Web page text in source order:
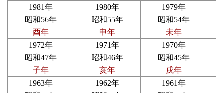
1981年
昭和56年
酉年
1980年
昭和55年
申年
1979年
昭和54年
未年
1972年
昭和47年
子年
1971年
昭和46年
亥年
1970年
昭和45年
戌年
1963年
1962年
1961年